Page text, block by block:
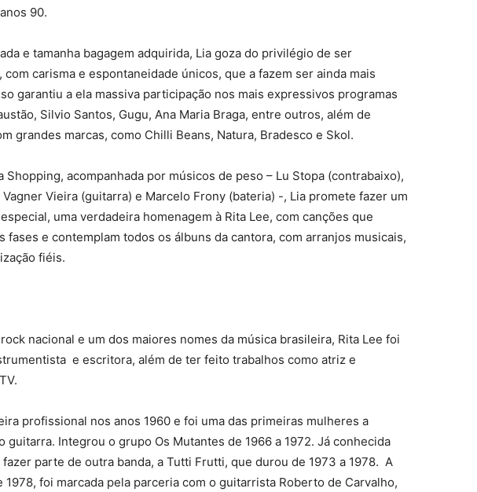
90.
e tamanha bagagem adquirida, Lia goza do privilégio de ser
com carisma e espontaneidade únicos, que a fazem ser ainda mais
garantiu a ela massiva participação nos mais expressivos programas
Silvio Santos, Gugu, Ana Maria Braga, entre outros, além de
grandes marcas, como Chilli Beans, Natura, Bradesco e Skol.
Shopping, acompanhada por músicos de peso – Lu Stopa (contrabaixo),
Vieira (guitarra) e Marcelo Frony (bateria) -, Lia promete fazer um
uma verdadeira homenagem à Rita Lee, com canções que
fases e contemplam todos os álbuns da cantora, com arranjos musicais,
fiéis.
nacional e um dos maiores nomes da música brasileira, Rita Lee foi
e escritora, além de ter feito trabalhos como atriz e
profissional nos anos 1960 e foi uma das primeiras mulheres a
guitarra. Integrou o grupo Os Mutantes de 1966 a 1972. Já conhecida
parte de outra banda, a Tutti Frutti, que durou de 1973 a 1978. A
foi marcada pela parceria com o guitarrista Roberto de Carvalho,